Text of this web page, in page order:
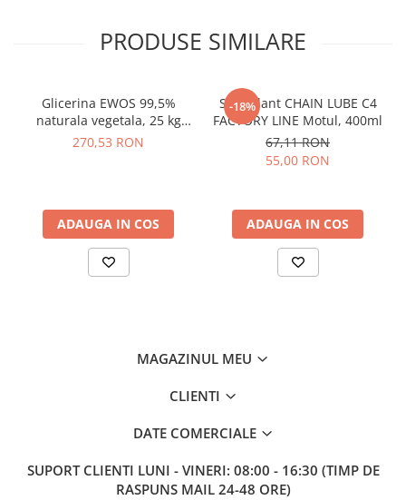
PRODUSE SIMILARE
Glicerina EWOS 99,5%
naturala vegetala, 25 kg
kosher/halal, grad
270,53 RON
ADAUGA IN COS
-18%
Spray lant CHAIN LUBE C4
FACTORY LINE Motul, 400ml
67,11 RON
55,00 RON
ADAUGA IN COS
MAGAZINUL MEU
CLIENTI
DATE COMERCIALE
SUPORT CLIENTI LUNI - VINERI: 08:00 - 16:30 (TIMP DE
RASPUNS MAIL 24-48 ORE)